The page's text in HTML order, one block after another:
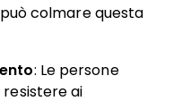
colmare questa
: Le persone
ai